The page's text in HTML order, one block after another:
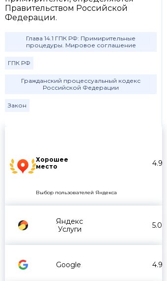
Хорошее
место
4.9
Выбор пользователей Яндекса
Яндекс
Услуги
5.0
Google 4.9
Правительством Российской
Федерации.
Глава 14.1 ГПК РФ: Примирительные
процедуры. Мировое соглашение
ГПК РФ
Гражданский процессуальный кодекс
Российской Федерации
Закон